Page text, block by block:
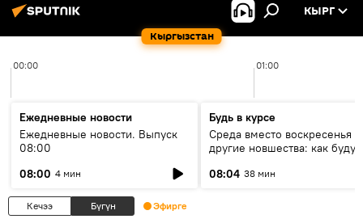
Кыргызстан
КЫРГ
00:00 01:00
Ежедневные новости
Ежедневные новости. Выпуск
08:00
08:00 4 мин
Будь в курсе
Среда вместо воскресенья и
другие новшества: как будут
08:04 38 мин
Кечээ Бүгүн Эфирге